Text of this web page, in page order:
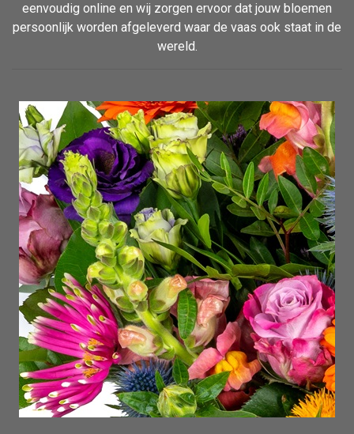
eenvoudig online en wij zorgen ervoor dat jouw bloemen
persoonlijk worden afgeleverd waar de vaas ook staat in de
wereld.